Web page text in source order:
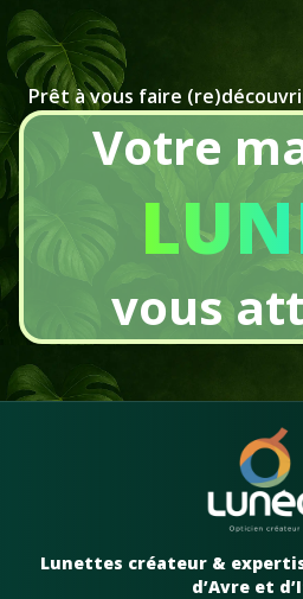
Prêt à vous faire
Votre
vous
Lunettes créateur &
d’Avre et